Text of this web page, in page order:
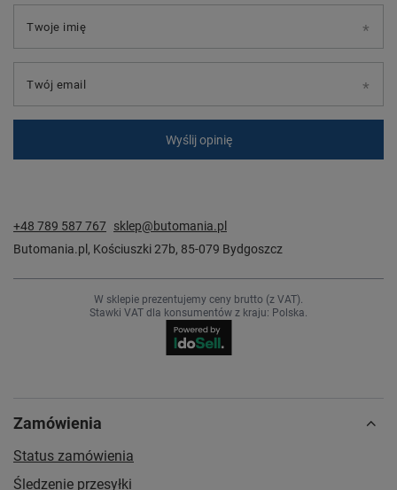
Twoje imię
Twój email
Wyślij opinię
+48 789 587 767 sklep@butomania.pl
Butomania.pl , Kościuszki 27b, 85-079 Bydgoszcz
W sklepie prezentujemy ceny brutto (z VAT).
Stawki VAT dla konsumentów z kraju: Polska.
Zamówienia
Status zamówienia
Śledzenie przesyłki